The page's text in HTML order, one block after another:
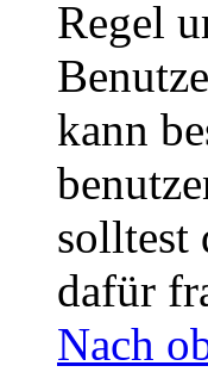
Regel
kann
solltest
dafür
Nach